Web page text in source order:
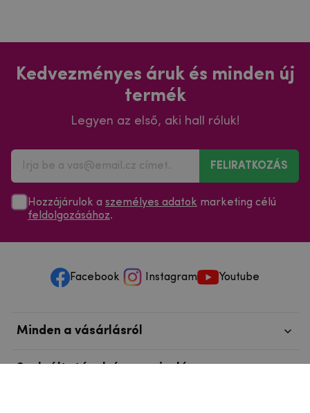
Kedvezményes áruk és minden új
termék
Legyen az első, aki hall róluk!
FELIRATKOZÁS
Hozzájárulok a személyes adatok marketing célú
feldolgozásához.
Facebook Instagram Youtube
Minden a vásárlásról